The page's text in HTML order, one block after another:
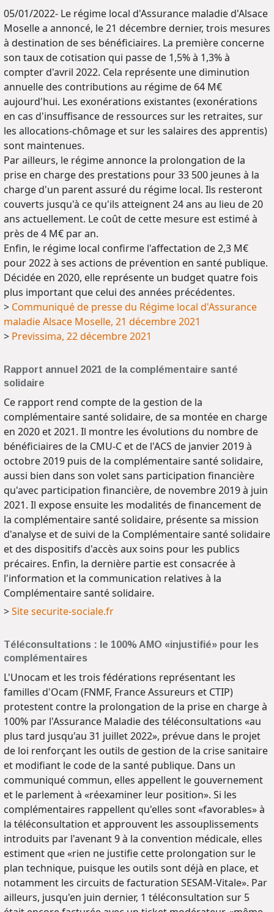
05/01/2022- Le régime local d'Assurance maladie d'Alsace
Moselle a annoncé, le 21 décembre dernier, trois mesures
à destination de ses bénéficiaires. La première concerne
son taux de cotisation qui passe de 1,5% à 1,3% à
compter d'avril 2022. Cela représente une diminution
annuelle des contributions au régime de 64 M€
aujourd'hui. Les exonérations existantes (exonérations
en cas d'insuffisance de ressources sur les retraites, sur
les allocations-chômage et sur les salaires des apprentis)
sont maintenues.
Par ailleurs, le régime annonce la prolongation de la
prise en charge des prestations pour 33 500 jeunes à la
charge d'un parent assuré du régime local. Ils resteront
couverts jusqu'à ce qu'ils atteignent 24 ans au lieu de 20
ans actuellement. Le coût de cette mesure est estimé à
près de 4 M€ par an.
Enfin, le régime local confirme l'affectation de 2,3 M€
pour 2022 à ses actions de prévention en santé publique.
Décidée en 2020, elle représente un budget quatre fois
plus important que celui des années précédentes.
> Communiqué de presse du Régime local d'Assurance
maladie Alsace Moselle, 21 décembre 2021
> Previssima, 22 décembre 2021
Rapport annuel 2021 de la complémentaire santé
solidaire
Ce rapport rend compte de la gestion de la
complémentaire santé solidaire, de sa montée en charge
en 2020 et 2021. Il montre les évolutions du nombre de
bénéficiaires de la CMU-C et de l'ACS de janvier 2019 à
octobre 2019 puis de la complémentaire santé solidaire,
aussi bien dans son volet sans participation financière
qu'avec participation financière, de novembre 2019 à juin
2021. Il expose ensuite les modalités de financement de
la complémentaire santé solidaire, présente sa mission
d'analyse et de suivi de la Complémentaire santé solidaire
et des dispositifs d'accès aux soins pour les publics
précaires. Enfin, la dernière partie est consacrée à
l'information et la communication relatives à la
Complémentaire santé solidaire.
>Site securite-sociale.fr
Téléconsultations : le 100% AMO «injustifié» pour les
complémentaires
L'Unocam et les trois fédérations représentant les
familles d'Ocam (FNMF, France Assureurs et CTIP)
protestent contre la prolongation de la prise en charge à
100% par l'Assurance Maladie des téléconsultations «au
plus tard jusqu'au 31 juillet 2022», prévue dans le projet
de loi renforçant les outils de gestion de la crise sanitaire
et modifiant le code de la santé publique. Dans un
communiqué commun, elles appellent le gouvernement
et le parlement à «réexaminer leur position». Si les
complémentaires rappellent qu'elles sont «favorables» à
la téléconsultation et approuvent les assouplissements
introduits par l'avenant 9 à la convention médicale, elles
estiment que «rien ne justifie cette prolongation sur le
plan technique, puisque les outils sont déjà en place, et
notamment les circuits de facturation SESAM-Vitale». Par
ailleurs, jusqu'en juin dernier, 1 téléconsultation sur 5